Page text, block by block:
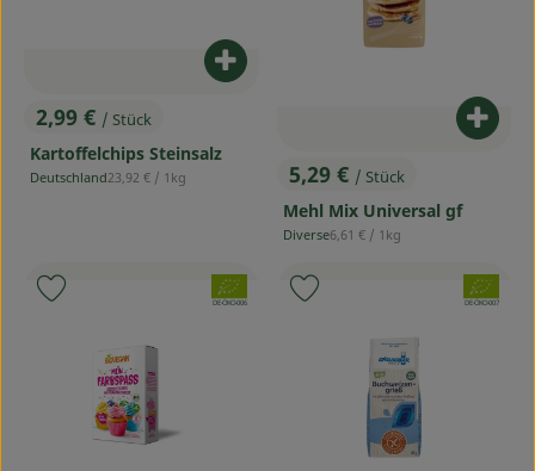
, Preis:
2,99 € / Stück
Kartoffelchips Steinsalz
, Herkunft:
Deutschland, Referenzpreis:
23,92 € / 1kg
Produkt zum Warenkorb
, Preis:
5,29 € / Stück
Mehl Mix Universal gf
, Herkunft:
Diverse, Referenzpreis:
6,61 € / 1kg
, Verband:
, Kontrollstelle:
DE-ÖKO-006
Produkt zu Favouriten hinzufügen
, Verband:
, Kontrollstelle:
DE-ÖKO-007
Produkt zu Favouriten